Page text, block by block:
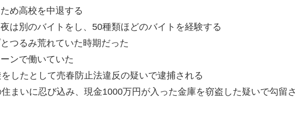
め高校を中退する
は別のバイトをし、50種類ほどのバイトを経験する
つるみ荒れていた時期だった
ンで働いていた
したとして売春防止法違反の疑いで逮捕される
まいに忍び込み、現金1000万円が入った金庫を窃盗した疑いで勾留さ